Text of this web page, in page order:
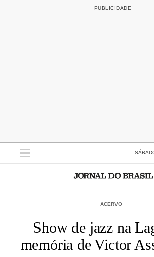
ACERVO
Show de jazz na
memória de Victor